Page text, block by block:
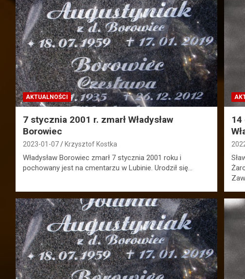
AKTUALNOŚCI
7 stycznia 2001 r. zmarł Władysław
Borowiec
2023-01-07 Krzysztof Kostka
Władysław Borowiec zmarł 7 stycznia 2001 roku i
pochowany jest na cmentarzu w Lubinie. Urodził się…
14